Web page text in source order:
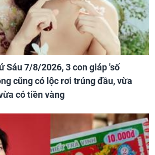
Sáu 7/8/2026, 3 con giáp 'số
cũng có lộc rơi trúng đầu, vừa
có tiền vàng